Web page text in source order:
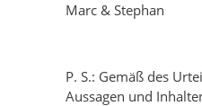
Marc & Stephan
P. S.: Gemäß des
Aussagen und